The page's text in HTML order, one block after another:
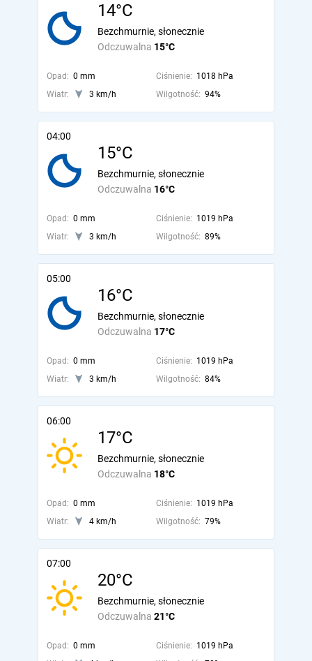
14°C
Odczuwalna 15°C
Bezchmurnie, słonecznie
Opad: 0 mm Ciśnienie: 1018 hPa
Wiatr:
3 km/h Wilgotność: 94%
04:00
15°C
Odczuwalna 16°C
Bezchmurnie, słonecznie
Opad: 0 mm Ciśnienie: 1019 hPa
Wiatr:
3 km/h Wilgotność: 89%
05:00
16°C
Odczuwalna 17°C
Bezchmurnie, słonecznie
Opad: 0 mm Ciśnienie: 1019 hPa
Wiatr:
3 km/h Wilgotność: 84%
06:00
17°C
Odczuwalna 18°C
Bezchmurnie, słonecznie
Opad: 0 mm Ciśnienie: 1019 hPa
Wiatr:
4 km/h Wilgotność: 79%
07:00
20°C
Odczuwalna 21°C
Bezchmurnie, słonecznie
Opad: 0 mm Ciśnienie: 1019 hPa